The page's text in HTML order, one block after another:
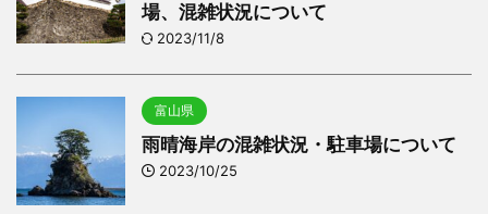
場、混雑状況について
2023/11/8
富山県
雨晴海岸の混雑状況・駐車場について
2023/10/25